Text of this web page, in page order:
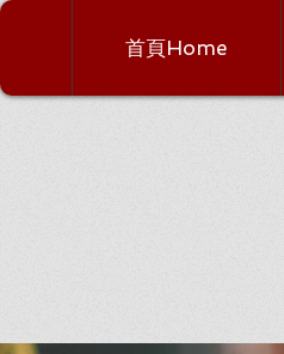
首頁Home